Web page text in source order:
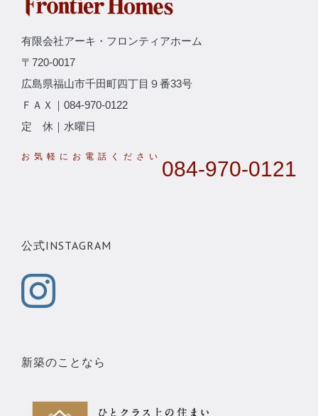
有限会社アーキ・フロンティアホーム
〒720-0017
広島県福山市千田町四丁目９番33号
ＦＡＸ｜084-970-0122
定 休｜水曜日
084-970-0121
公式INSTAGRAM
新築のことなら